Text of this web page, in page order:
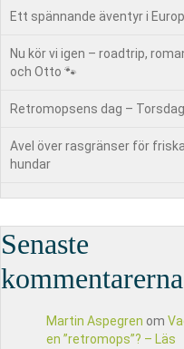
Ett spännande äventyr i
Nu kör vi igen – roadtrip,
och Otto 🐾
Retromopsens dag –
Avel över rasgränser för
hundar
Senaste
kommentarerna
Martin Aspegren om
en ”retromops”? – Läs